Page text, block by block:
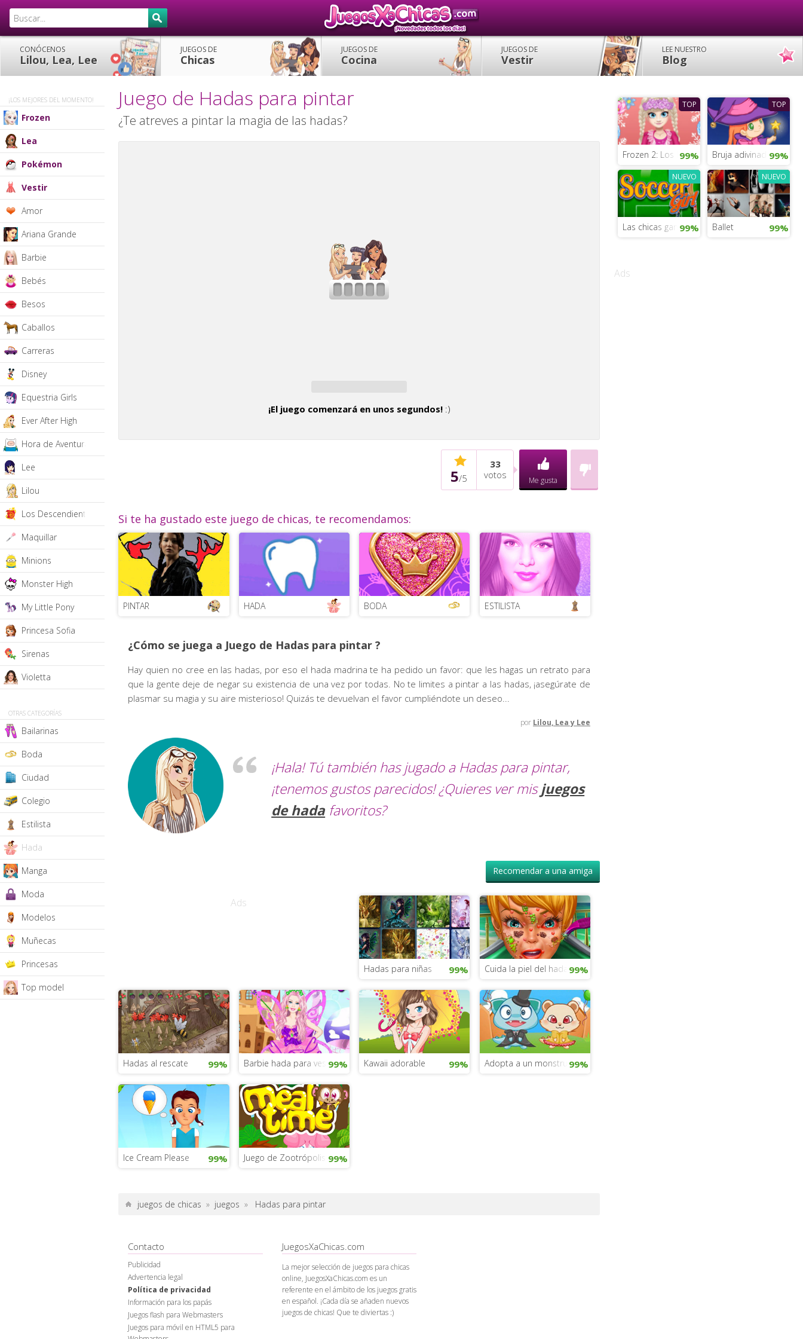
CONÓCENOS
Lilou, Lea, Lee
JUEGOS DE
Chicas
JUEGOS DE
Cocina
JUEGOS DE
Vestir
LEE NUESTRO
Blog
¡LOS MEJORES DEL MOMENTO!
Frozen
Lea
Pokémon
Vestir
Amor
Ariana Grande
Barbie
Bebés
Besos
Caballos
Carreras
Disney
Equestria Girls
Ever After High
Hora de Aventura
Lee
Lilou
Los Descendientes
Maquillar
Minions
Monster High
My Little Pony
Princesa Sofia
Sirenas
Violetta
OTRAS CATEGORÍAS
Bailarinas
Boda
Ciudad
Colegio
Estilista
Hada
Manga
Moda
Modelos
Muñecas
Princesas
Top model
Juego de Hadas para pintar
¿Te atreves a pintar la magia de las hadas?
¡El juego comenzará en unos segundos!:)
5/5
33
votos
Me gusta
Si te ha gustado este juego de chicas, te recomendamos:
PINTAR HADA BODA ESTILISTA
¿Cómo se juega a Juego de Hadas para pintar ?
Hay quien no cree en las hadas, por eso el hada madrina te ha pedido un favor: que les hagas un retrato para
que la gente deje de negar su existencia de una vez por todas. No te limites a pintar a las hadas, ¡asegúrate de
plasmar su magia y su aire misterioso! Quizás te devuelvan el favor cumpliéndote un deseo...
por Lilou, Lea y Lee
¡Hala! Tú también has jugado a Hadas para pintar,
¡tenemos gustos parecidos! ¿Quieres ver misjuegos
de hada favoritos?
Recomendar a una amiga
Ads
Hadas para niñas 99% Cuida la piel del hada Campanilla
99%
Hadas al rescate 99% Barbie hada para vestir99% Kawaii adorable 99% Adopta a un monstruo por Halloween
99%
Ice Cream Please 99% Juego de Zootrópolis para chicas gratis
99%
TOP
Frozen 2: Los looks de Elsa
99%
TOP
Bruja adivinadora99%
NUEVO
Las chicas ganan al fútbol
99%
NUEVO
Ballet 99%
Ads
juegos de chicas » juegos » Hadas para pintar
Contacto
Publicidad
Advertencia legal
Política de privacidad
Información para los papás
Juegos flash para Webmasters
Juegos para móvil en HTML5 para
JuegosXaChicas.com
La mejor selección de juegos para chicas
online, JuegosXaChicas.com es un
referente en el ámbito de los juegos gratis
en español. ¡Cada día se añaden nuevos
juegos de chicas! Que te diviertas :)